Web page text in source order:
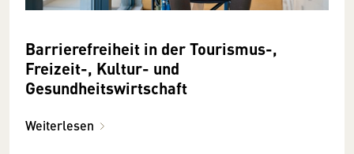
Barrierefreiheit in der Tourismus-,
Freizeit-, Kultur- und
Gesundheitswirtschaft
Weiterlesen